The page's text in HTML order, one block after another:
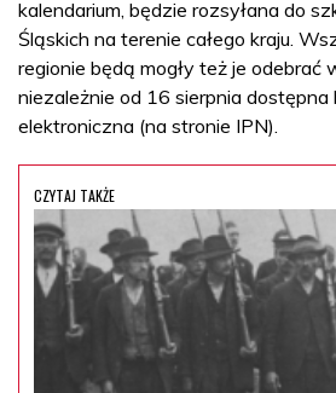
kalendarium, będzie rozsyłana do
Śląskich na terenie całego kraju.
regionie będą mogły też je odebrać
niezależnie od 16 sierpnia dostępna
elektroniczna (na stronie IPN).
CZYTAJ TAKŻE